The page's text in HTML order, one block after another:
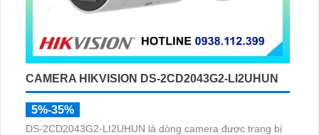
CAMERA HIKVISION DS-2CD2043G2-LI2UHUN
5%-35%
DS-2CD2043G2-LI2UHUN là dòng camera được trang bị